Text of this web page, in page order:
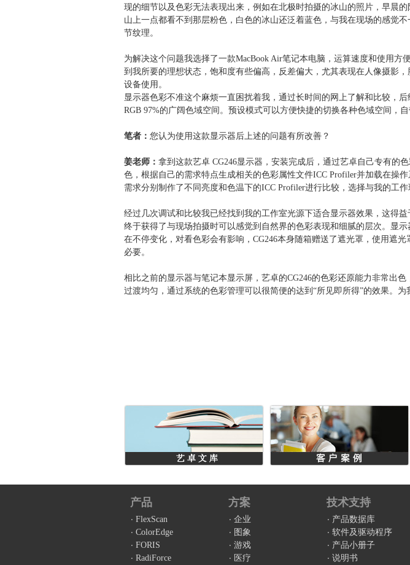
现的细节以及色彩无法表现出来，例如在北极时拍摄的冰山的照片，早晨
山上一点都看不到那层粉色，白色的冰山还泛着蓝色，与我在现场的感觉
节纹理。
为解决这个问题我选择了一款MacBook Air笔记本电脑，运算速度和使用
到我所要的理想状态，饱和度有些偏高，反差偏大，尤其表现在人像摄影
设备使用。
显示器色彩不准这个麻烦一直困扰着我，通过长时间的网上了解和比较，
RGB 97%的广阔色域空间。预设模式可以方便快捷的切换各种色域空间，
笔者： 您认为使用这款显示器后上述的问题有所改善？
姜老师： 拿到这款艺卓 CG246显示器，安装完成后，通过艺卓自己专有的
色，根据自己的需求特点生成相关的色彩属性文件ICC Profiler并加载在操
需求分别制作了不同亮度和色温下的ICC Profiler进行比较，选择与我的工
经过几次调试和比较我已经找到我的工作室光源下适合显示器效果，这得
终于获得了与现场拍摄时可以感觉到自然界的色彩表现和细腻的层次。显
在不停变化，对看色彩会有影响，CG246本身随箱赠送了遮光罩，使用遮
必要。
相比之前的显示器与笔记本显示屏，艺卓的CG246的色彩还原能力非常出
过渡均匀，通过系统的色彩管理可以很简便的达到“所见即所得”的效果。为
产品
FlexScan
ColorEdge
FORIS
RadiForce
方案
企业
图象
游戏
医疗
技术支持
产品数据库
软件及驱动程序
产品小册子
说明书